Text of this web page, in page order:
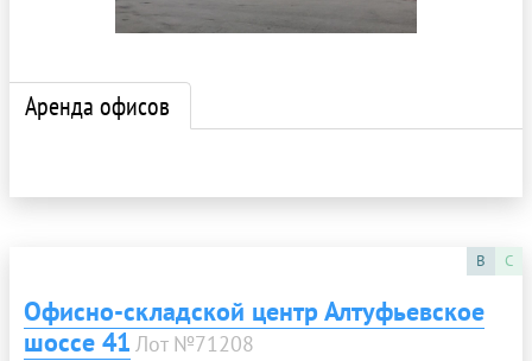
Аренда офисов
B C
Офисно-складской центр Алтуфьевское
шоссе 41 Лот №71208